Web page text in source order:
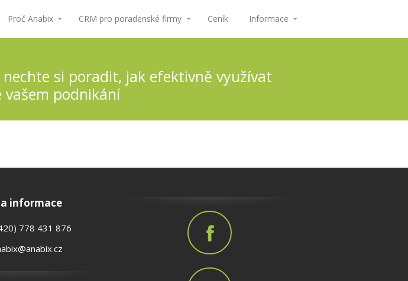
Proč Anabix CRM pro poradenské firmy Ceník Informace
si poradit, jak efektivně využívat
vašem podnikání
informace
778 431 876